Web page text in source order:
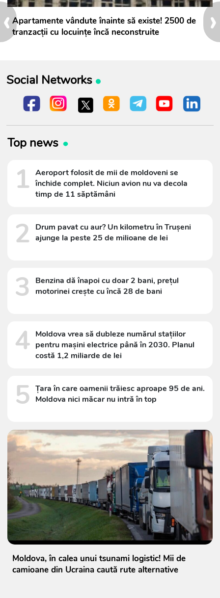
›
‹ Apartamente vândute înainte să existe! 2500 de
tranzacții cu locuințe încă neconstruite
Social Networks
Top news
1 Aeroport folosit de mii de moldoveni se
închide complet. Niciun avion nu va decola
timp de 11 săptămâni
2
Drum pavat cu aur? Un kilometru în Trușeni
ajunge la peste 25 de milioane de lei
3
Benzina dă înapoi cu doar 2 bani, prețul
motorinei crește cu încă 28 de bani
4 Moldova vrea să dubleze numărul stațiilor
pentru mașini electrice până în 2030. Planul
costă 1,2 miliarde de lei
5 Țara în care oamenii trăiesc aproape 95 de ani.
Moldova nici măcar nu intră în top
Moldova, în calea unui tsunami logistic! Mii de
camioane din Ucraina caută rute alternative